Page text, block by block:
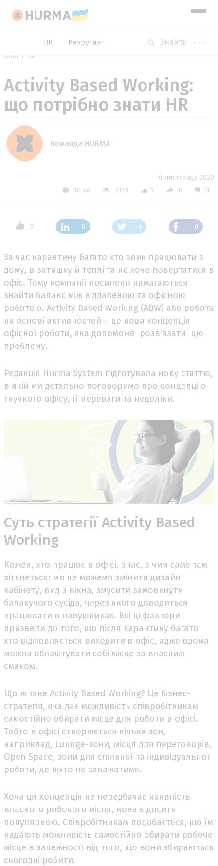
HR
Рекрутинг
Блог
HR
Activity Based Working:
що потрібно знати HR
Команда HURMA
6 листопада 2020
10 хв
3119 5 0 0
5 0 0 0
За час карантину багато хто звик працювати з
дому, в затишку й теплі та не хоче повертатися в
офіс. Тому компанії посилено намагаються
знайти баланс між віддаленою та офісною
роботою. Activity Based Working (ABW) або робота
на основі активностей – це нова концепція
офісної роботи, яка допоможе розв'язати цю
проблему.
Редакція Hurma System підготувала нову статтю,
в якій ми детально поговоримо про концепцію
гнучкого офісу, її переваги та недоліки.
Суть стратегії Activity Based
Working
Кожен, хто працює в офісі, знає, з чим саме там
зіткнеться: ми не можемо змінити дизайн
кабінету, вид з вікна, змусити замовкнути
балакучого сусіда, через якого доводиться
працювати в навушниках. Всі ці фактори
призвели до того, що після карантину багато
хто відмовляється виходити в офіс, адже вдома
можна облаштувати собі місце за власним
смаком.
Що ж таке Activity Based Working? Це бізнес-
стратегія, яка дає можливість співробітникам
самостійно обирати місце для роботи в офісі.
Тобто в офісі створюється кілька зон,
наприклад, Lounge-зони, місця для переговорів,
Open Space, зони для спільної та індивідуальної
роботи, де ніхто не заважатиме.
Хоча ця концепція не передбачає наявність
власного робочого місця, вона є досить
популярною. Співробітникам подобається, що їм
надають можливість самостійно обирати робоче
місце в залежності від того, що вони збираються
сьогодні робити.